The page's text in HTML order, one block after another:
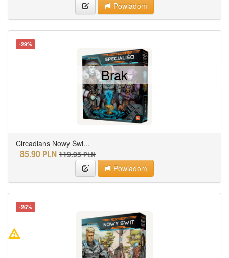
Powiadom
-29%
Circadians Nowy Świ...
85.90 PLN 119.95 PLN
Powiadom
Brak
-26%